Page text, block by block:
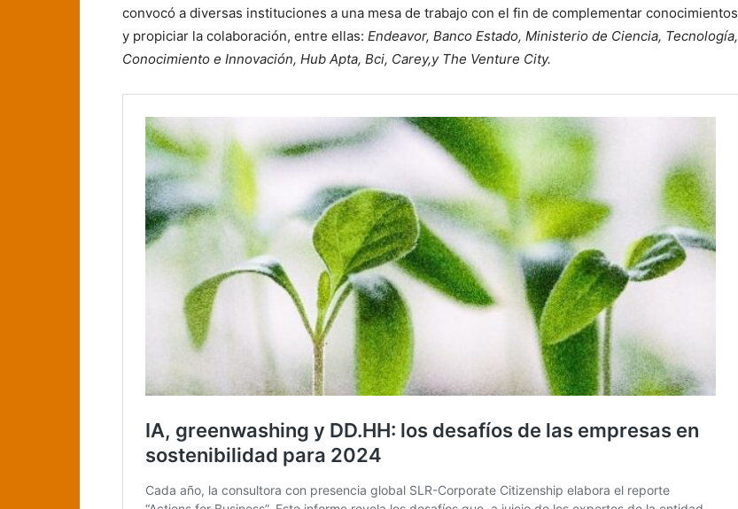
convocó a diversas instituciones a una mesa de trabajo con el fin de complementar conocimientos
y propiciar la colaboración, entre ellas: Endeavor, Banco Estado, Ministerio de Ciencia, Tecnología,
Conocimiento e Innovación, Hub Apta, Bci, Carey,y The Venture City.